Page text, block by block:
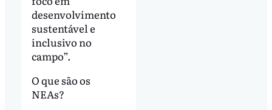
desenvolvimento
sustentável e
inclusivo no
campo”.
O que são os
NEAs?